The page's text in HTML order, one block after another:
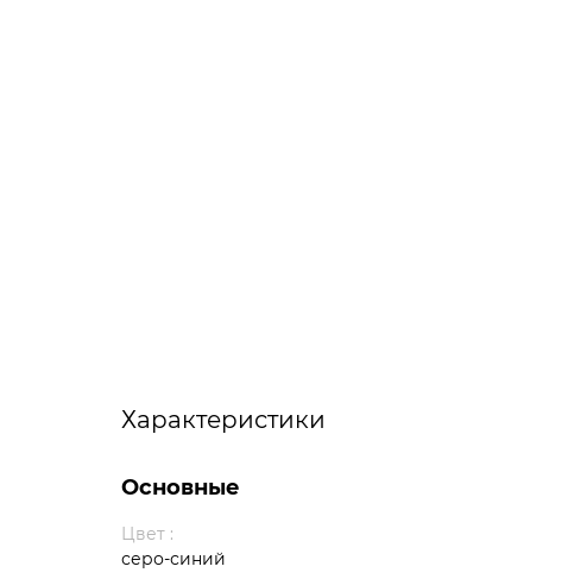
Характеристики
Основные
Цвет :
серо-синий